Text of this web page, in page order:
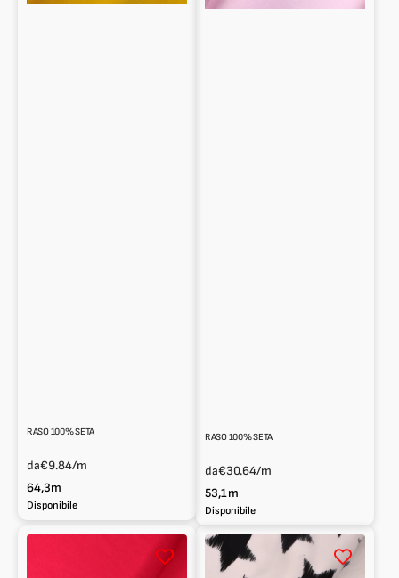
RASO 100% SETA
da€9.84/m
64,3m
Disponibile
RASO 100% SETA
da€30.64/m
53,1m
Disponibile
Raso
Raso
sintetico